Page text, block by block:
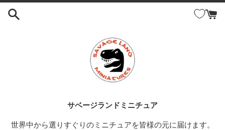
コ
サベージランドミニチュア
世界中から選りすぐりのミニチュアを皆様の元に届けます。